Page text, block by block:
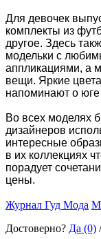
Для девочек
комплекты из
другое. Здесь
модельки с
аппликациями, а
вещи. Яркие
напоминают о
Во всех моделях
дизайнеров
интересные
в их коллекциях
порадует
цены.
Журнал Гуд Мода
Достоверно? Да (0)